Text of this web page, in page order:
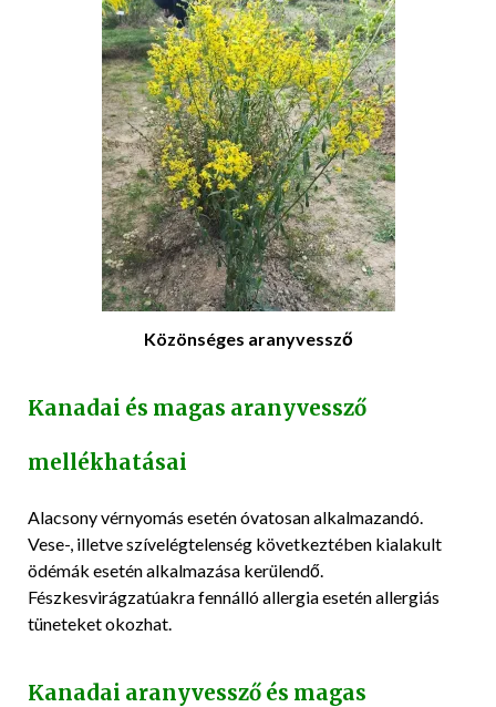
Közönséges aranyvessző
Kanadai és magas aranyvessző
mellékhatásai
Alacsony vérnyomás esetén óvatosan alkalmazandó.
Vese-, illetve szívelégtelenség következtében kialakult
ödémák esetén alkalmazása kerülendő.
Fészkesvirágzatúakra fennálló allergia esetén allergiás
tüneteket okozhat.
Kanadai aranyvessző és magas